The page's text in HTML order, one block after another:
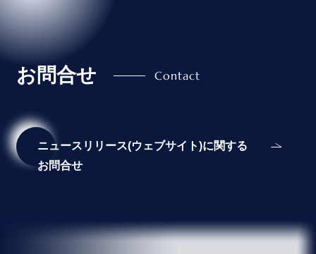
お問合せ
ニュースリリース(ウェブサイト)に関する
お問合せ